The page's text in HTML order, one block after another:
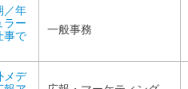
／年
ラー
事で
一般事務
メデ